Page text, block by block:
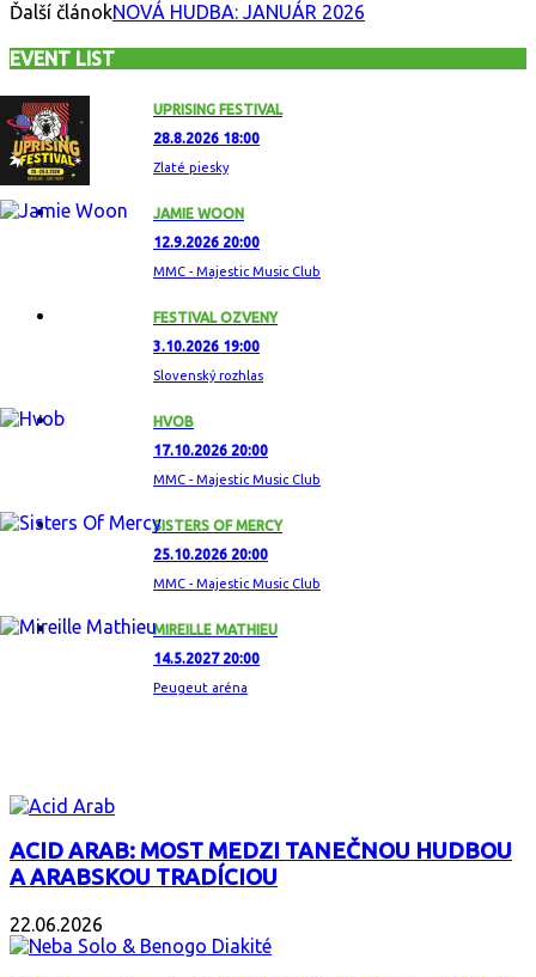
Ďalší článokNOVÁ HUDBA: JANUÁR 2026
EVENT LIST
UPRISING FESTIVAL
28.8.2026 18:00
Zlaté piesky
JAMIE WOON
12.9.2026 20:00
MMC - Majestic Music Club
FESTIVAL OZVENY
3.10.2026 19:00
Slovenský rozhlas
HVOB
17.10.2026 20:00
MMC - Majestic Music Club
SISTERS OF MERCY
25.10.2026 20:00
MMC - Majestic Music Club
MIREILLE MATHIEU
14.5.2027 20:00
Peugeut aréna
ACID ARAB: MOST MEDZI TANEČNOU HUDBOU
A ARABSKOU TRADÍCIOU
22.06.2026